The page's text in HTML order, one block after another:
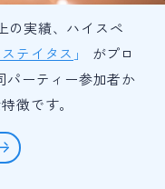
の実績、ハイスペ
テイタス 」
がプロ
パーティー参加者か
徴です。